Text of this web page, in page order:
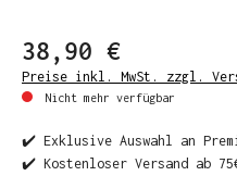
38,90 €
Preise inkl. MwSt. zzgl.
Nicht mehr verfügbar
✔️ Exklusive Auswahl an
✔️ Kostenloser Versand ab